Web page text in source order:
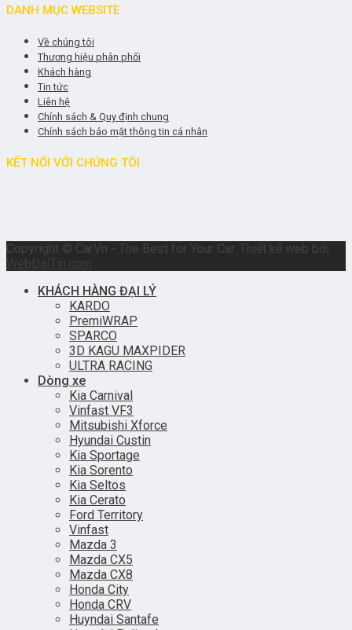
DANH MỤC WEBSITE
Về chúng tôi
Thương hiệu phân phối
Khách hàng
Tin tức
Liên hệ
Chính sách & Quy định chung
Chính sách bảo mật thông tin cá nhân
KẾT NỐI VỚI CHÚNG TÔI
Copyright © CarVn - The Best for Your Car. Thiết kế web bởi
WebDaiTin.com
KHÁCH HÀNG ĐẠI LÝ
KARDO
PremiWRAP
SPARCO
3D KAGU MAXPIDER
ULTRA RACING
Dòng xe
Kia Carnival
Vinfast VF3
Mitsubishi Xforce
Hyundai Custin
Kia Sportage
Kia Sorento
Kia Seltos
Kia Cerato
Ford Territory
Vinfast
Mazda 3
Mazda CX5
Mazda CX8
Honda City
Honda CRV
Huyndai Santafe